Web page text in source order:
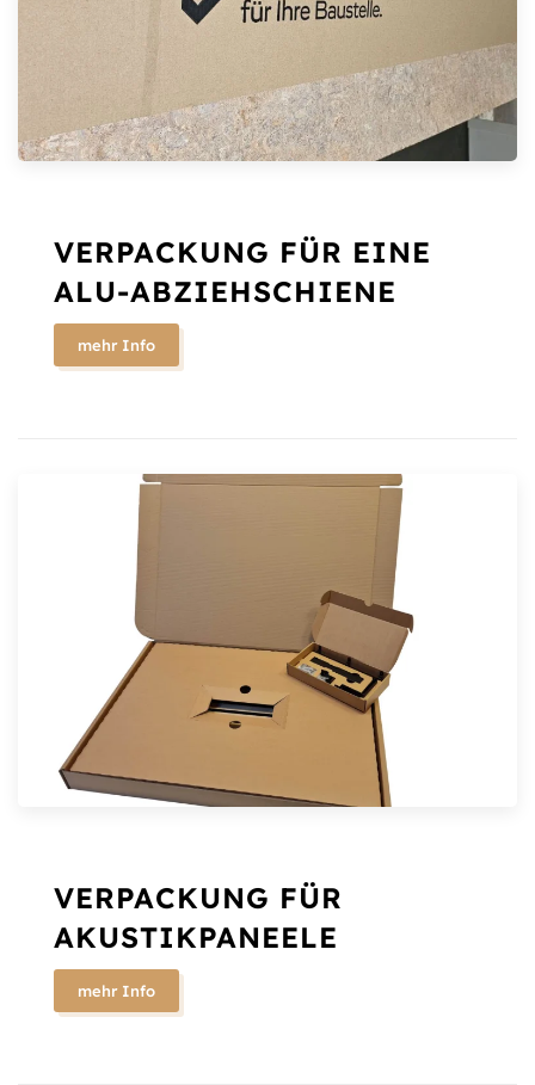
VERPACKUNG FÜR EINE
ALU-ABZIEHSCHIENE
mehr Info
VERPACKUNG FÜR
AKUSTIKPANEELE
mehr Info